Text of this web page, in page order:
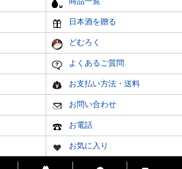
日本酒を贈る
どむろく
よくあるご質問
お支払い方法・送料
お問い合わせ
お電話
お気に入り